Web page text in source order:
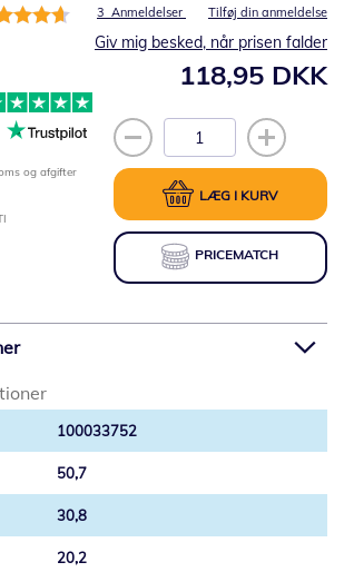
3 Anmeldelser Tilføj din anmeldelse
118,95 DKK
Giv mig besked, når prisen falder
LÆG I KURV
PRICEMATCH
og afgifter
100033752
50,7
30,8
20,2